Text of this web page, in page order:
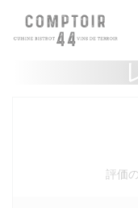
クッキー利用の管理に
評価